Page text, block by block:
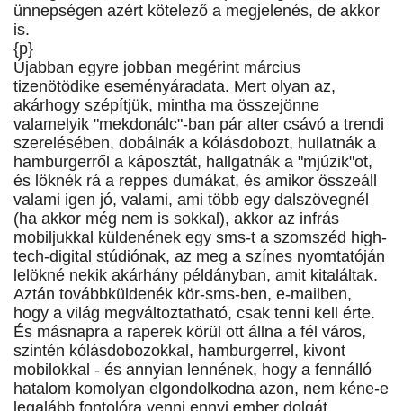
ünnepségen azért kötelező a megjelenés, de akkor
is.
{p}
Újabban egyre jobban megérint március
tizenötödike eseményáradata. Mert olyan az,
akárhogy szépítjük, mintha ma összejönne
valamelyik "mekdonálc"-ban pár alter csávó a trendi
szerelésében, dobálnák a kólásdobozt, hullatnák a
hamburgerről a káposztát, hallgatnák a "mjúzik"ot,
és löknék rá a reppes dumákat, és amikor összeáll
valami igen jó, valami, ami több egy dalszövegnél
(ha akkor még nem is sokkal), akkor az infrás
mobiljukkal küldenének egy sms-t a szomszéd high-
tech-digital stúdiónak, az meg a színes nyomtatóján
lelökné nekik akárhány példányban, amit kitaláltak.
Aztán továbbküldenék kör-sms-ben, e-mailben,
hogy a világ megváltoztatható, csak tenni kell érte.
És másnapra a raperek körül ott állna a fél város,
szintén kólásdobozokkal, hamburgerrel, kivont
mobilokkal - és annyian lennének, hogy a fennálló
hatalom komolyan elgondolkodna azon, nem kéne-e